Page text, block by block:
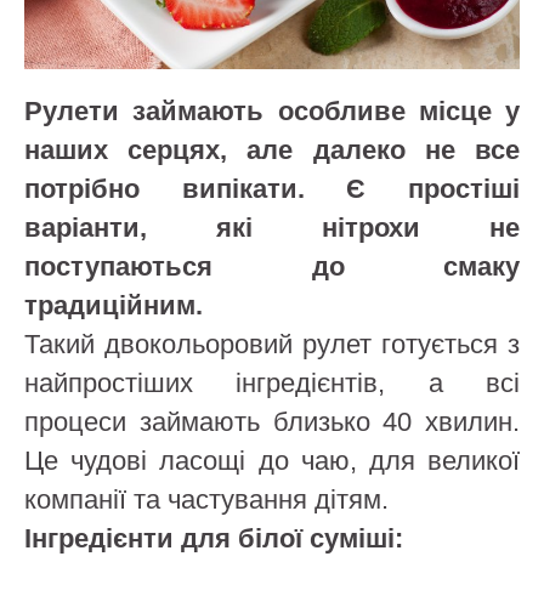
Рулети займають особливе місце у
наших серцях, але далеко не все
потрібно випікати. Є простіші
варіанти, які нітрохи не
поступаються до смаку
традиційним.
Такий двокольоровий рулет готується з
найпростіших інгредієнтів, а всі
процеси займають близько 40 хвилин.
Це чудові ласощі до чаю, для великої
компанії та частування дітям.
Інгредієнти для білої суміші: